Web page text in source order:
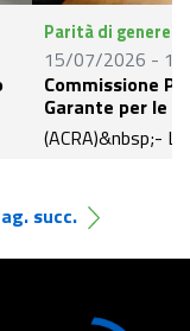
PdL istituzione del
Regionale per le Pari
delle donne vittime
succ.